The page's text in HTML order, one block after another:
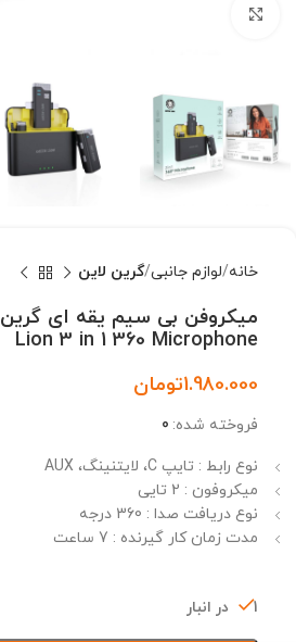
خانه لوازم جانبی گرین لاین
Lion 3 in 1 360 Microphone
1.980.000تومان
فروخته شده: 0
نوع رابط : تایپ C، لایتنینگ، AUX
میکروفون : 2 تایی
نوع دریافت صدا : 360 درجه
مدت زمان کار گیرنده : 7 ساعت
1 در انبار